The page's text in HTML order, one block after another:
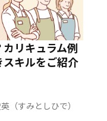
リキュラム例
キルをご紹介
（すみとしひで）